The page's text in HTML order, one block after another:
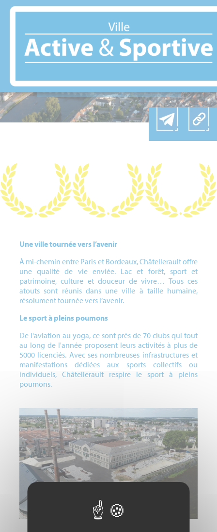
CHÂTELLERAULT
Une ville tournée vers l’avenir
À mi-chemin entre Paris et Bordeaux, Châtellerault offre
une qualité de vie enviée. Lac et forêt, sport et
patrimoine, culture et douceur de vivre… Tous ces
atouts sont réunis dans une ville à taille humaine,
résolument tournée vers l’avenir.
Le sport à pleins poumons
De l'aviation au yoga, ce sont près de 70 clubs qui tout
au long de l'année proposent leurs activités à plus de
5000 licenciés. Avec ses nombreuses infrastructures et
manifestations dédiées aux sports collectifs ou
individuels, Châtellerault respire le sport à pleins
poumons.
Panneau de gestion des cookies